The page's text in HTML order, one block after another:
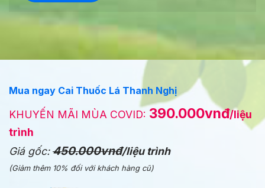
Mua ngay Cai Thuốc Lá Thanh Nghị
KHUYẾN MÃI MÙA COVID: 390.000vnđ/liệu
trình
Giá gốc:450.000vnđ/liệu trình
(Giảm thêm 10% đối với khách hàng cũ)